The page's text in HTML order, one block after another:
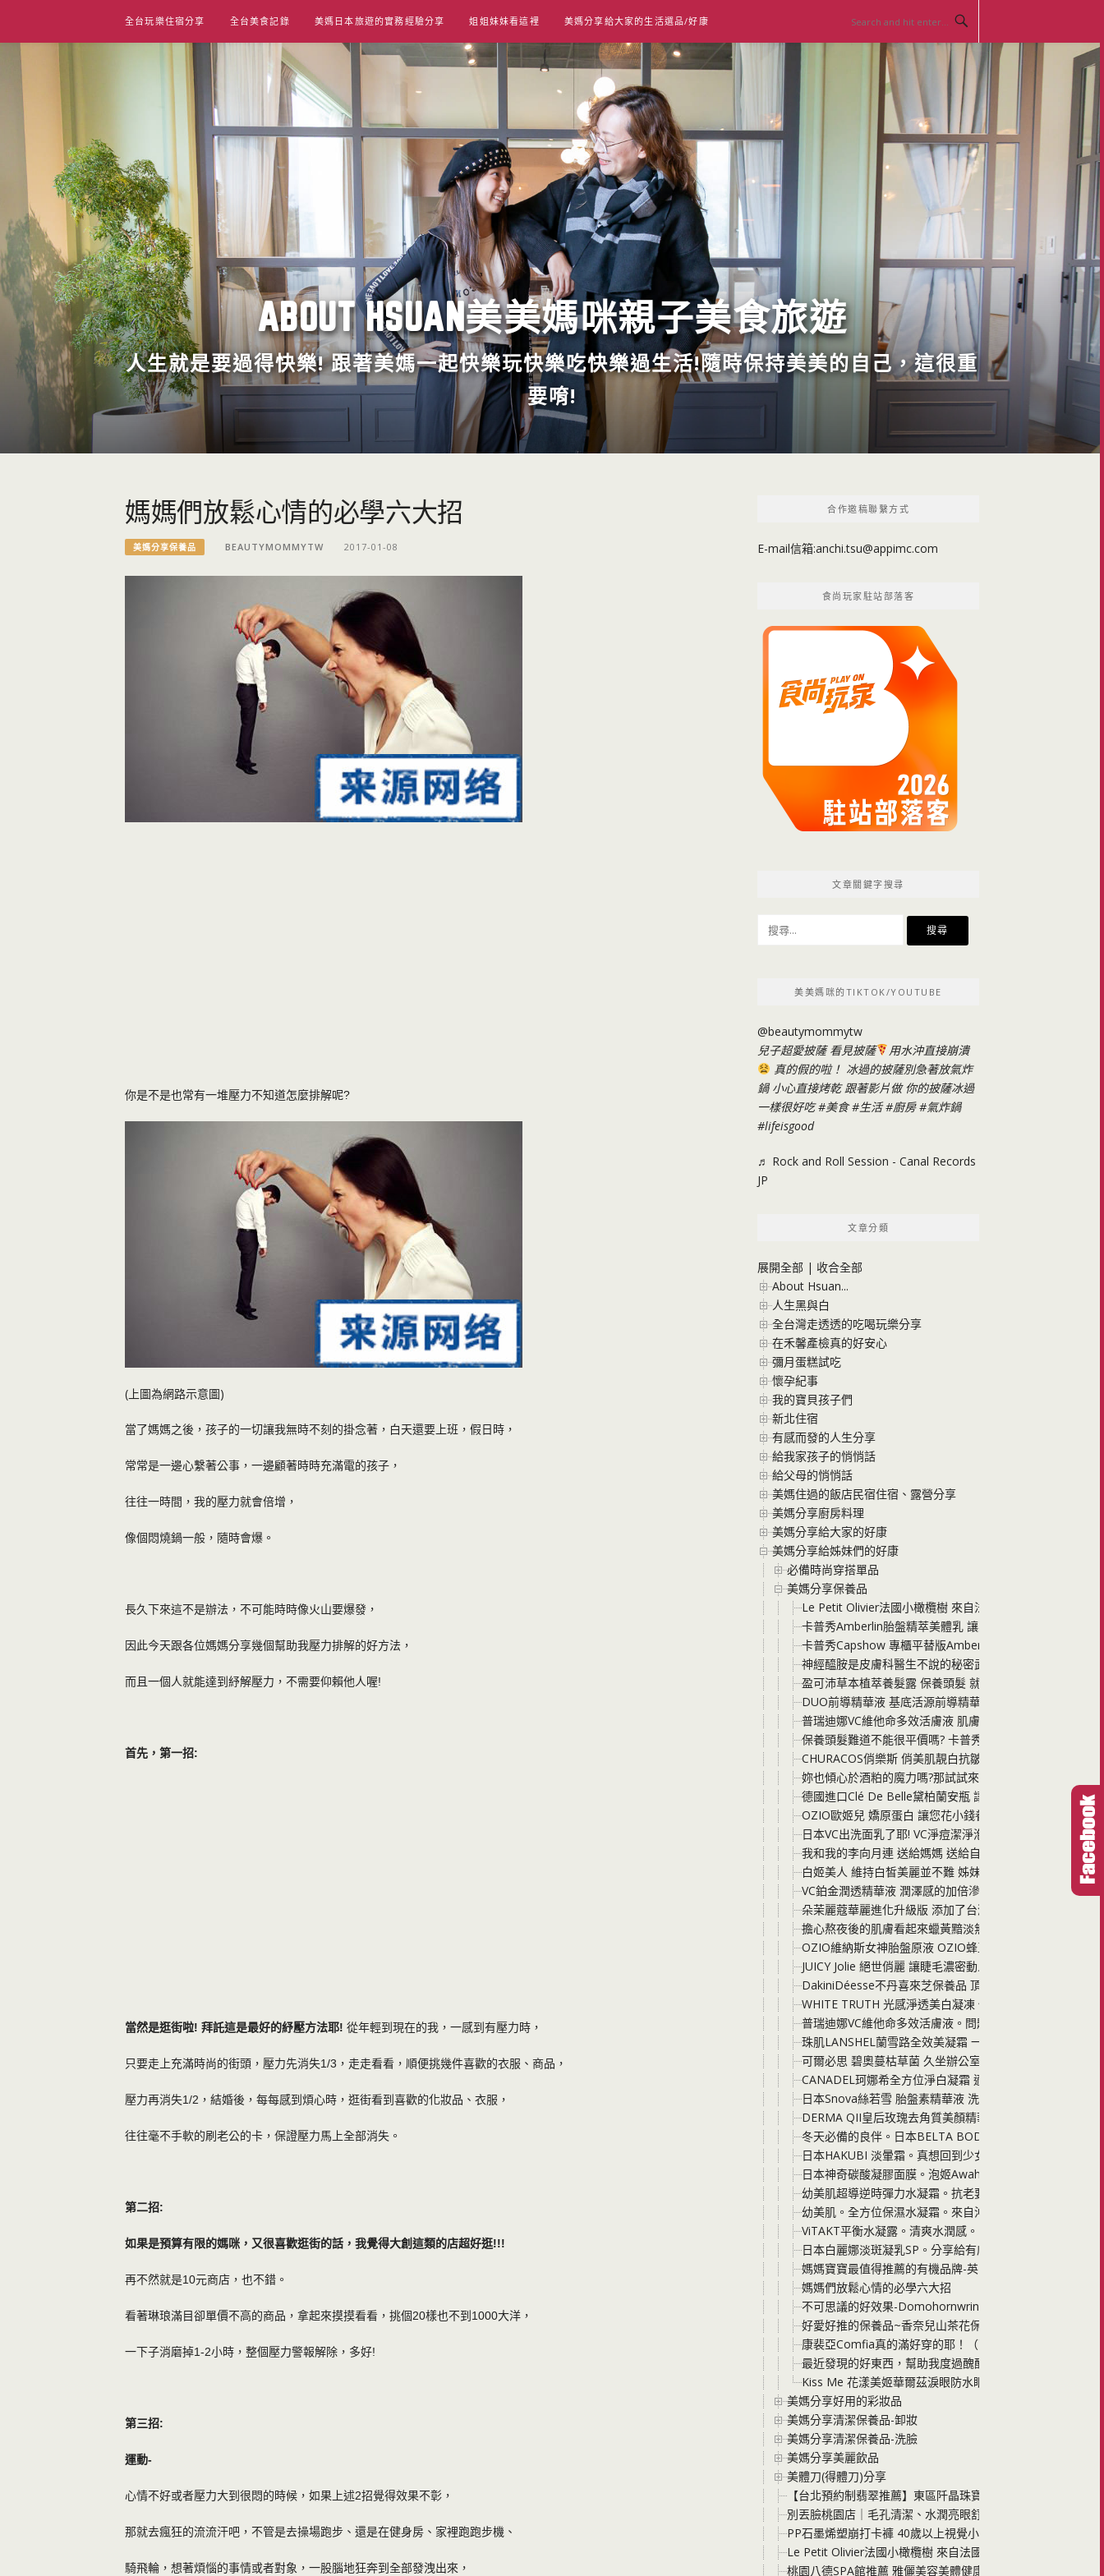
content
全台玩樂住宿分享 全台美食記錄 美媽日本旅遊的實務經驗分享 姐姐妹妹看這裡 美媽分享給大家的生活選品/好康
ABOUT HSUAN美美媽咪親子美食旅遊
人生就是要過得快樂! 跟著美媽一起快樂玩快樂吃快樂過生活!隨時保持美美的自己，這很重
要唷!
媽媽們放鬆心情的必學六大招
美媽分享保養品 BEAUTYMOMMYTW 2017-01-08
你是不是也常有一堆壓力不知道怎麼排解呢?
(上圖為網路示意圖)
當了媽媽之後，孩子的一切讓我無時不刻的掛念著，白天還要上班，假日時，
常常是一邊心繫著公事，一邊顧著時時充滿電的孩子，
往往一時間，我的壓力就會倍增，
像個悶燒鍋一般，隨時會爆。
長久下來這不是辦法，不可能時時像火山要爆發，
因此今天跟各位媽媽分享幾個幫助我壓力排解的好方法，
而且一個人就能達到紓解壓力，不需要仰賴他人喔!
首先，第一招:
當然是逛街啦! 拜託這是最好的紓壓方法耶! 從年輕到現在的我，一感到有壓力時，
只要走上充滿時尚的街頭，壓力先消失1/3，走走看看，順便挑幾件喜歡的衣服、商品，
壓力再消失1/2，結婚後，每每感到煩心時，逛街看到喜歡的化妝品、衣服，
往往毫不手軟的刷老公的卡，保證壓力馬上全部消失。
第二招:
如果是預算有限的媽咪，又很喜歡逛街的話，我覺得大創這類的店超好逛!!!
再不然就是10元商店，也不錯。
看著琳琅滿目卻單價不高的商品，拿起來摸摸看看，挑個20樣也不到1000大洋，
一下子消磨掉1-2小時，整個壓力警報解除，多好!
第三招:
運動-
心情不好或者壓力大到很悶的時候，如果上述2招覺得效果不彰，
那就去瘋狂的流流汗吧，不管是去操場跑步、還是在健身房、家裡跑跑步機、
騎飛輪，想著煩惱的事情或者對象，一股腦地狂奔到全部發洩出來，
合作邀稿聯繫方式
E-mail信箱:anchi.tsu@appimc.com
食尚玩家駐站部落客
文章關鍵字搜尋
尋
美美媽咪的TIKTOK/YOUTUBE
@beautymommytw
兒子超愛披薩 看見披薩
用水沖直接崩潰
真的假的啦！ 冰過的披薩別急著放氣炸
鍋 小心直接烤乾 跟著影片做 你的披薩冰過
一樣很好吃#美食 #生活 #廚房 #氣炸鍋
#lifeisgood
♬ Rock and Roll Session - Canal Records
JP
文章分類
展開全部 | 收合全部
About Hsuan...
人生黑與白
全台灣走透透的吃喝玩樂分享
在禾馨產檢真的好安心
彌月蛋糕試吃
懷孕紀事
我的寶貝孩子們
新北住宿
有感而發的人生分享
給我家孩子的悄悄話
給父母的悄悄話
美媽住過的飯店民宿住宿、露營分享
美媽分享廚房料理
美媽分享給大家的好康
美媽分享給姊妹們的好康
必備時尚穿搭單品
美媽分享保養品
Le Petit Olivier法國小橄欖樹 來自法國普羅旺斯的純淨保
卡普秀Amberlin胎盤精萃美體乳 讓身體肌膚不再乾巴巴啦!
卡普秀Capshow 專櫃平替版Amberlin最新上市 角鯊烷修
神經醯胺是皮膚科醫生不說的秘密武器 Amberlin神經醯胺
盈可沛草本植萃養髮露 保養頭髮 就趁現在
DUO前導精華液 基底活源前導精華 連續3年 榮獲世界品
普瑞迪娜VC維他命多效活膚液 肌膚有狀況? 何不考慮看看
保養頭髮難道不能很平價嗎? 卡普秀護髮時空膠囊 讓您的
CHURACOS俏樂斯 俏美肌靚白抗皺水凝凍評價 不到千元
妳也傾心於酒粕的魔力嗎?那試試來自日本的知名清酒公司
德國進口Clé De Belle黛柏蘭安瓶 讓妳的肌膚永遠保持在最
OZIO歐姬兒 嬌原蛋白 讓您花小錢養出蛋白肌的雙效W膠
日本VC出洗面乳了耶! VC淨痘潔淨泡洗顏+淨痘迷你組。來
我和我的李向月連 送給媽媽 送給自己 就選擇最頂級的燕
白姬美人 維持白皙美麗並不難 姊妹們一起亮起來吧!
VC鉑金潤透精華液 潤澤感的加倍滲透力 現在日本原廠推
朵茉麗蔻華麗進化升級版 添加了台灣在地原料蜜香紅茶 三
擔心熬夜後的肌膚看起來蠟黃黯淡無光嗎? 妳需要西班牙
OZIO維納斯女神胎盤原液 OZIO蜂王乳QQ潤白凝露 女神
JUICY Jolie 絕世俏麗 讓睫毛濃密動人的小秘密
DakiniDéesse不丹喜來芝保養品 頂級抗老保養聖品 值得妳
WHITE TRUTH 光感淨透美白凝凍 傳說中的小白凍升級版
普瑞迪娜VC維他命多效活膚液。問題肌的高階調理
珠肌LANSHEL蘭雪路全效美凝霜 一瓶就有化妝水 美容液
可爾必思 碧奧蔓枯草菌 久坐辦公室的朋友很需要
CANADEL珂娜希全方位淨白凝霜 適合30-50歲的膚質 讓肌
日本Snova絲若雪 胎盤素精華液 洗臉後馬上擦 肌膚光滑有
DERMA QII皇后玫瑰去角質美顏精華凝露。藝人都愛用
冬天必備的良伴。日本BELTA BODY 孅暢美生酵素
日本HAKUBI 淡暈霜。真想回到少女時候粉嫩嫩的樣子
日本神奇碳酸凝膠面膜。泡姬Awahime Mask
幼美肌超導逆時彈力水凝霜。抗老要趁早
幼美肌。全方位保濕水凝霜。來自沖繩的保濕凝露
ViTAKT平衡水凝露。清爽水潤感。味道好清新
日本白麗娜淡斑凝乳SP。分享給有膚色不均勻煩惱的您
媽媽寶寶最值得推薦的有機品牌-英國倫敦小蝴蝶
媽媽們放鬆心情的必學六大招
不可思議的好效果-Domohornwrinkle朵茉麗蔻
好愛好推的保養品~香奈兒山茶花保濕水凝露、3.5-DA彈
康裴亞Comfia真的滿好穿的耶！（蕾絲款）
最近發現的好東西，幫助我度過醜醜的孕期
Kiss Me 花漾美姬華爾茲淚眼防水眼線液筆-超好用!!大推
美媽分享好用的彩妝品
美媽分享清潔保養品-卸妝
美媽分享清潔保養品-洗臉
美媽分享美麗飲品
美體刀(得體刀)分享
【台北預約制翡翠推薦】東區阡晶珠寶探店 各類玉種穿戴或
別丟臉桃園店｜毛孔清潔、水潤亮眼舒壓+洗頭吹乾，一站式
PP石墨烯塑崩打卡褲 40歲以上視覺小一號的秘密 顯瘦、舒適
Le Petit Olivier法國小橄欖樹 來自法國普羅旺斯的純淨保養
桃園八德SPA館推薦 雅儷美容美體健康SPA館 按摩手技好 店